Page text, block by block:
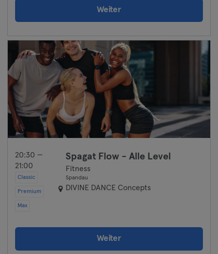
Weiter
20:30 —
21:00
Classic
Premium
Max
Spagat Flow - Alle Level
Fitness
Spandau
DIVINE DANCE Concepts
Weiter